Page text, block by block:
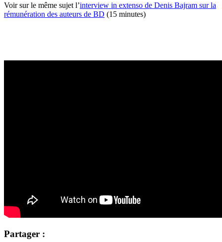
Voir sur le même sujet l’interview in extenso de Denis Bajram sur la
rémunération des auteurs de BD (15 minutes)
Partager :